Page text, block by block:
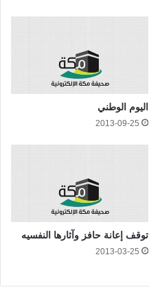
اليوم الوطني
2013-09-25
توقف إعانة حافز وآثارها النفسيه
2013-03-25